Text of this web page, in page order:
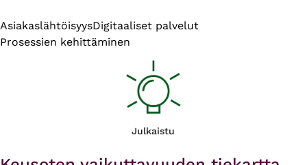
AsiakaslähtöisyysDigitaaliset palvelut
Prosessien kehittäminen
Julkaistu